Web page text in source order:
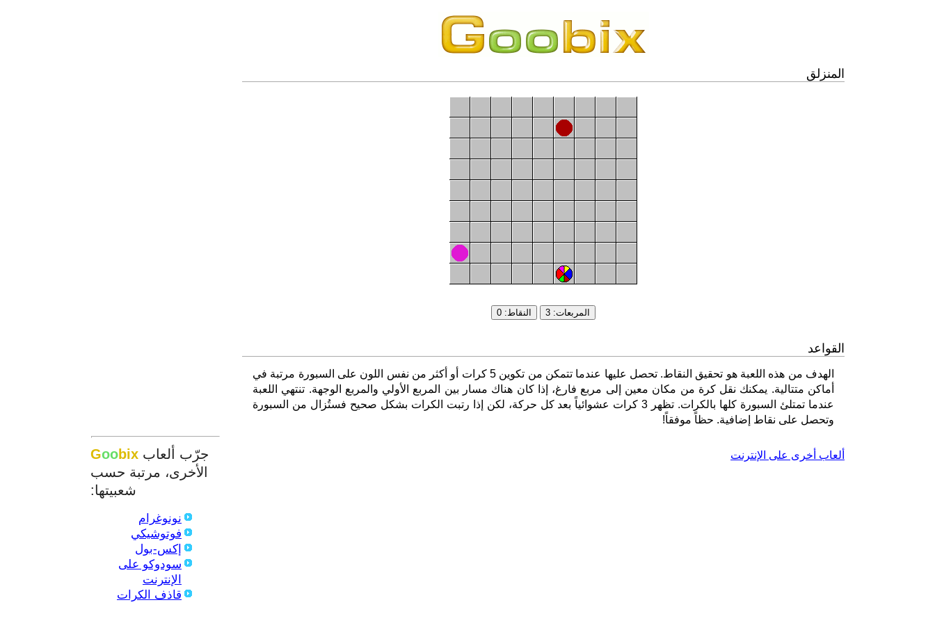
المنزلق
القواعد
الهدف من هذه اللعبة هو تحقيق النقاط. تحصل عليها عندما تتمكن من تكوين 5 كرات أو أكثر من نفس اللون على السبورة مرتبة في
أماكن متتالية. يمكنك نقل كرة من مكان معين إلى مربع فارغ، إذا كان هناك مسار بين المربع الأولي والمربع الوجهة. تنتهي اللعبة
عندما تمتلئ السبورة كلها بالكرات. تظهر 3 كرات عشوائياً بعد كل حركة، لكن إذا رتبت الكرات بشكل صحيح فستُزال من السبورة
وتحصل على نقاط إضافية. حظاً موفقاً!
ألعاب أخرى على الإنترنت جرّب ألعاب Goobix
الأخرى، مرتبة حسب
شعبيتها:
نونوغرام
فوتوشيكي
إكس-بول
سودوكو على
الإنترنت
قاذف الكرات